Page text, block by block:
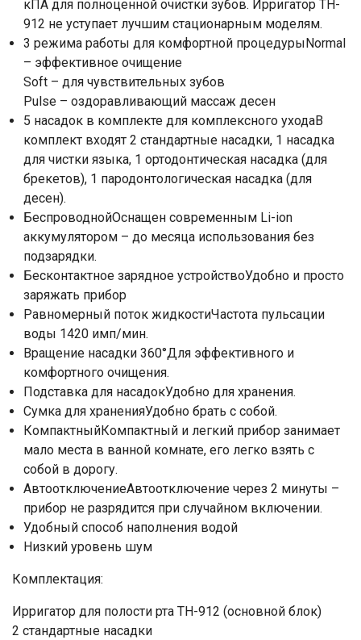
кПА для полноценной очистки зубов. Ирригатор TH-
912 не уступает лучшим стационарным моделям.
3 режима работы для комфортной процедурыNormal
– эффективное очищение
Soft – для чувствительных зубов
Pulse – оздоравливающий массаж десен
5 насадок в комплекте для комплексного уходаВ
комплект входят 2 стандартные насадки, 1 насадка
для чистки языка, 1 ортодонтическая насадка (для
брекетов), 1 пародонтологическая насадка (для
десен).
БеспроводнойОснащен современным Li-ion
аккумулятором – до месяца использования без
подзарядки.
Бесконтактное зарядное устройствоУдобно и просто
заряжать прибор
Равномерный поток жидкостиЧастота пульсации
воды 1420 имп/мин.
Вращение насадки 360°Для эффективного и
комфортного очищения.
Подставка для насадокУдобно для хранения.
Сумка для храненияУдобно брать с собой.
КомпактныйКомпактный и легкий прибор занимает
мало места в ванной комнате, его легко взять с
собой в дорогу.
АвтоотключениеАвтоотключение через 2 минуты –
прибор не разрядится при случайном включении.
Удобный способ наполнения водой
Низкий уровень шум
Комплектация:
​Ирригатор для полости рта TH-912 (основной блок)
​2 стандартные насадки
Ваше имя
Номер телефона
Нажимая на кнопку "Отправить" вы
соглашаетесь на обработку
персональных данных